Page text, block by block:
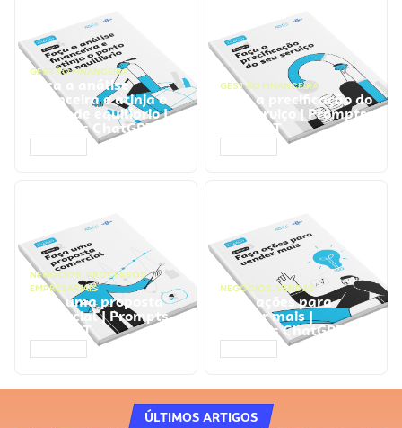
GESTÃO FINANCEIRA
Faça a análise
financeira e atinja o
ponto de equilíbrio |
Prompts ChatGPT
GESTÃO FINANCEIRA
Faça a precificação do
seu serviço | Prompts
ChatGPT
NEGÓCIOS, PROCESSOS
EMPRESARIAIS
Faça uma proposta
comercial | Prompts
ChatGPT
NEGÓCIOS, VENDAS
Faça ações para
vender mais |
Prompts ChatGPT
ÚLTIMOS ARTIGOS